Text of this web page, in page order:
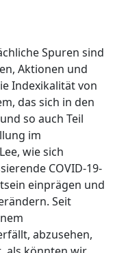
Spuren sind
Aktionen und
Indexikalität von
das sich in den
so auch Teil
im
wie sich
COVID-19-
einprägen und
Seit
abzusehen,